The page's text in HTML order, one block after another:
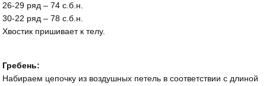
26-29 ряд – 74 с.б.н.
30-22 ряд – 78 с.б.н.
Хвостик пришивает к телу.
Гребень:
Набираем цепочку из воздушных петель в соответствии с длиной